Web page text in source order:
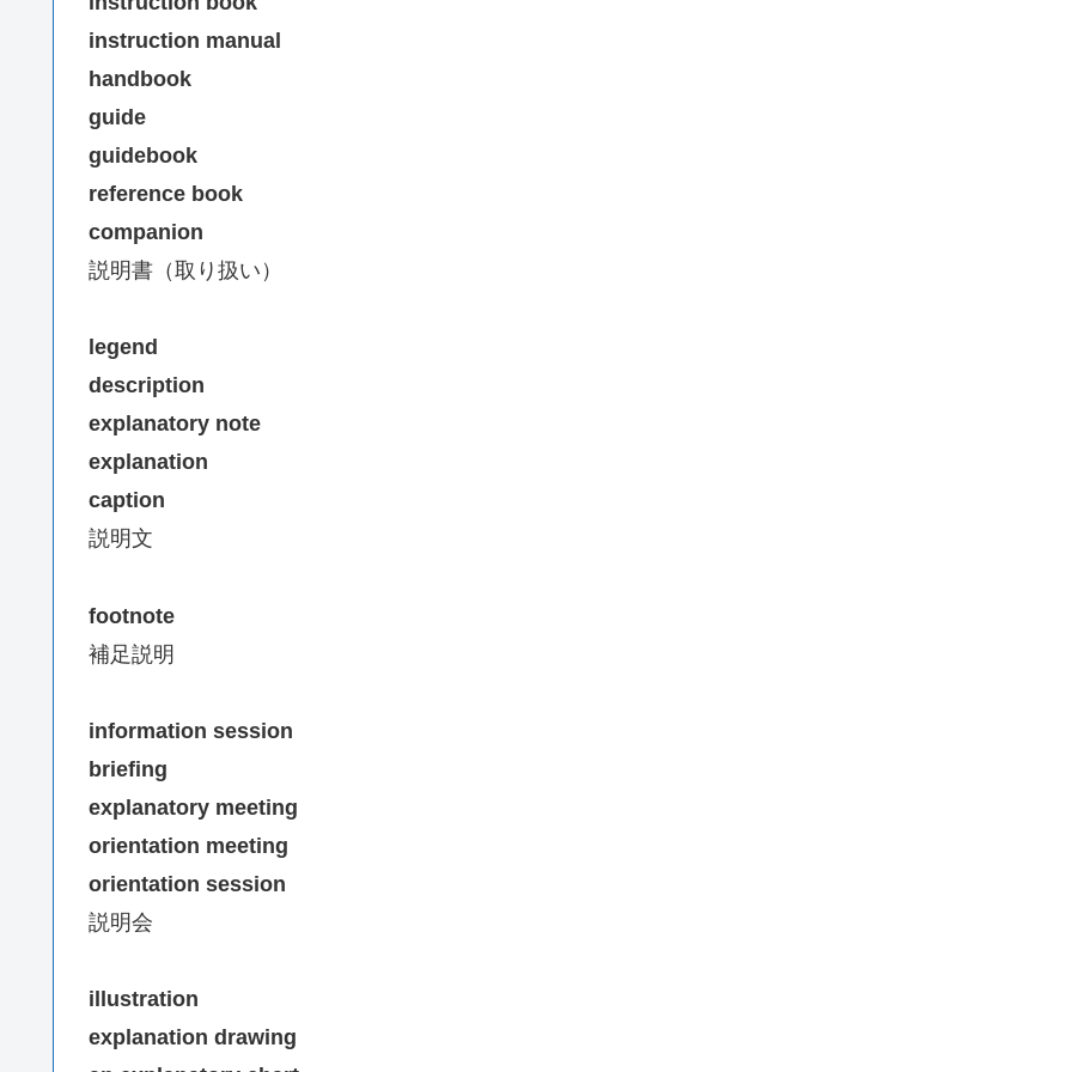
instruction manual
handbook
guide
guidebook
reference book
companion
説明書（取り扱い）
legend
description
explanatory note
explanation
caption
説明文
footnote
補足説明
information session
briefing
explanatory meeting
orientation meeting
orientation session
説明会
illustration
explanation drawing